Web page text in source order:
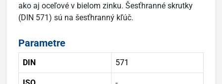
ako aj oceľové v bielom zinku. Šesťhranné skrutky
(DIN 571) sú na šesťhranný kľúč.
Parametre
DIN 571